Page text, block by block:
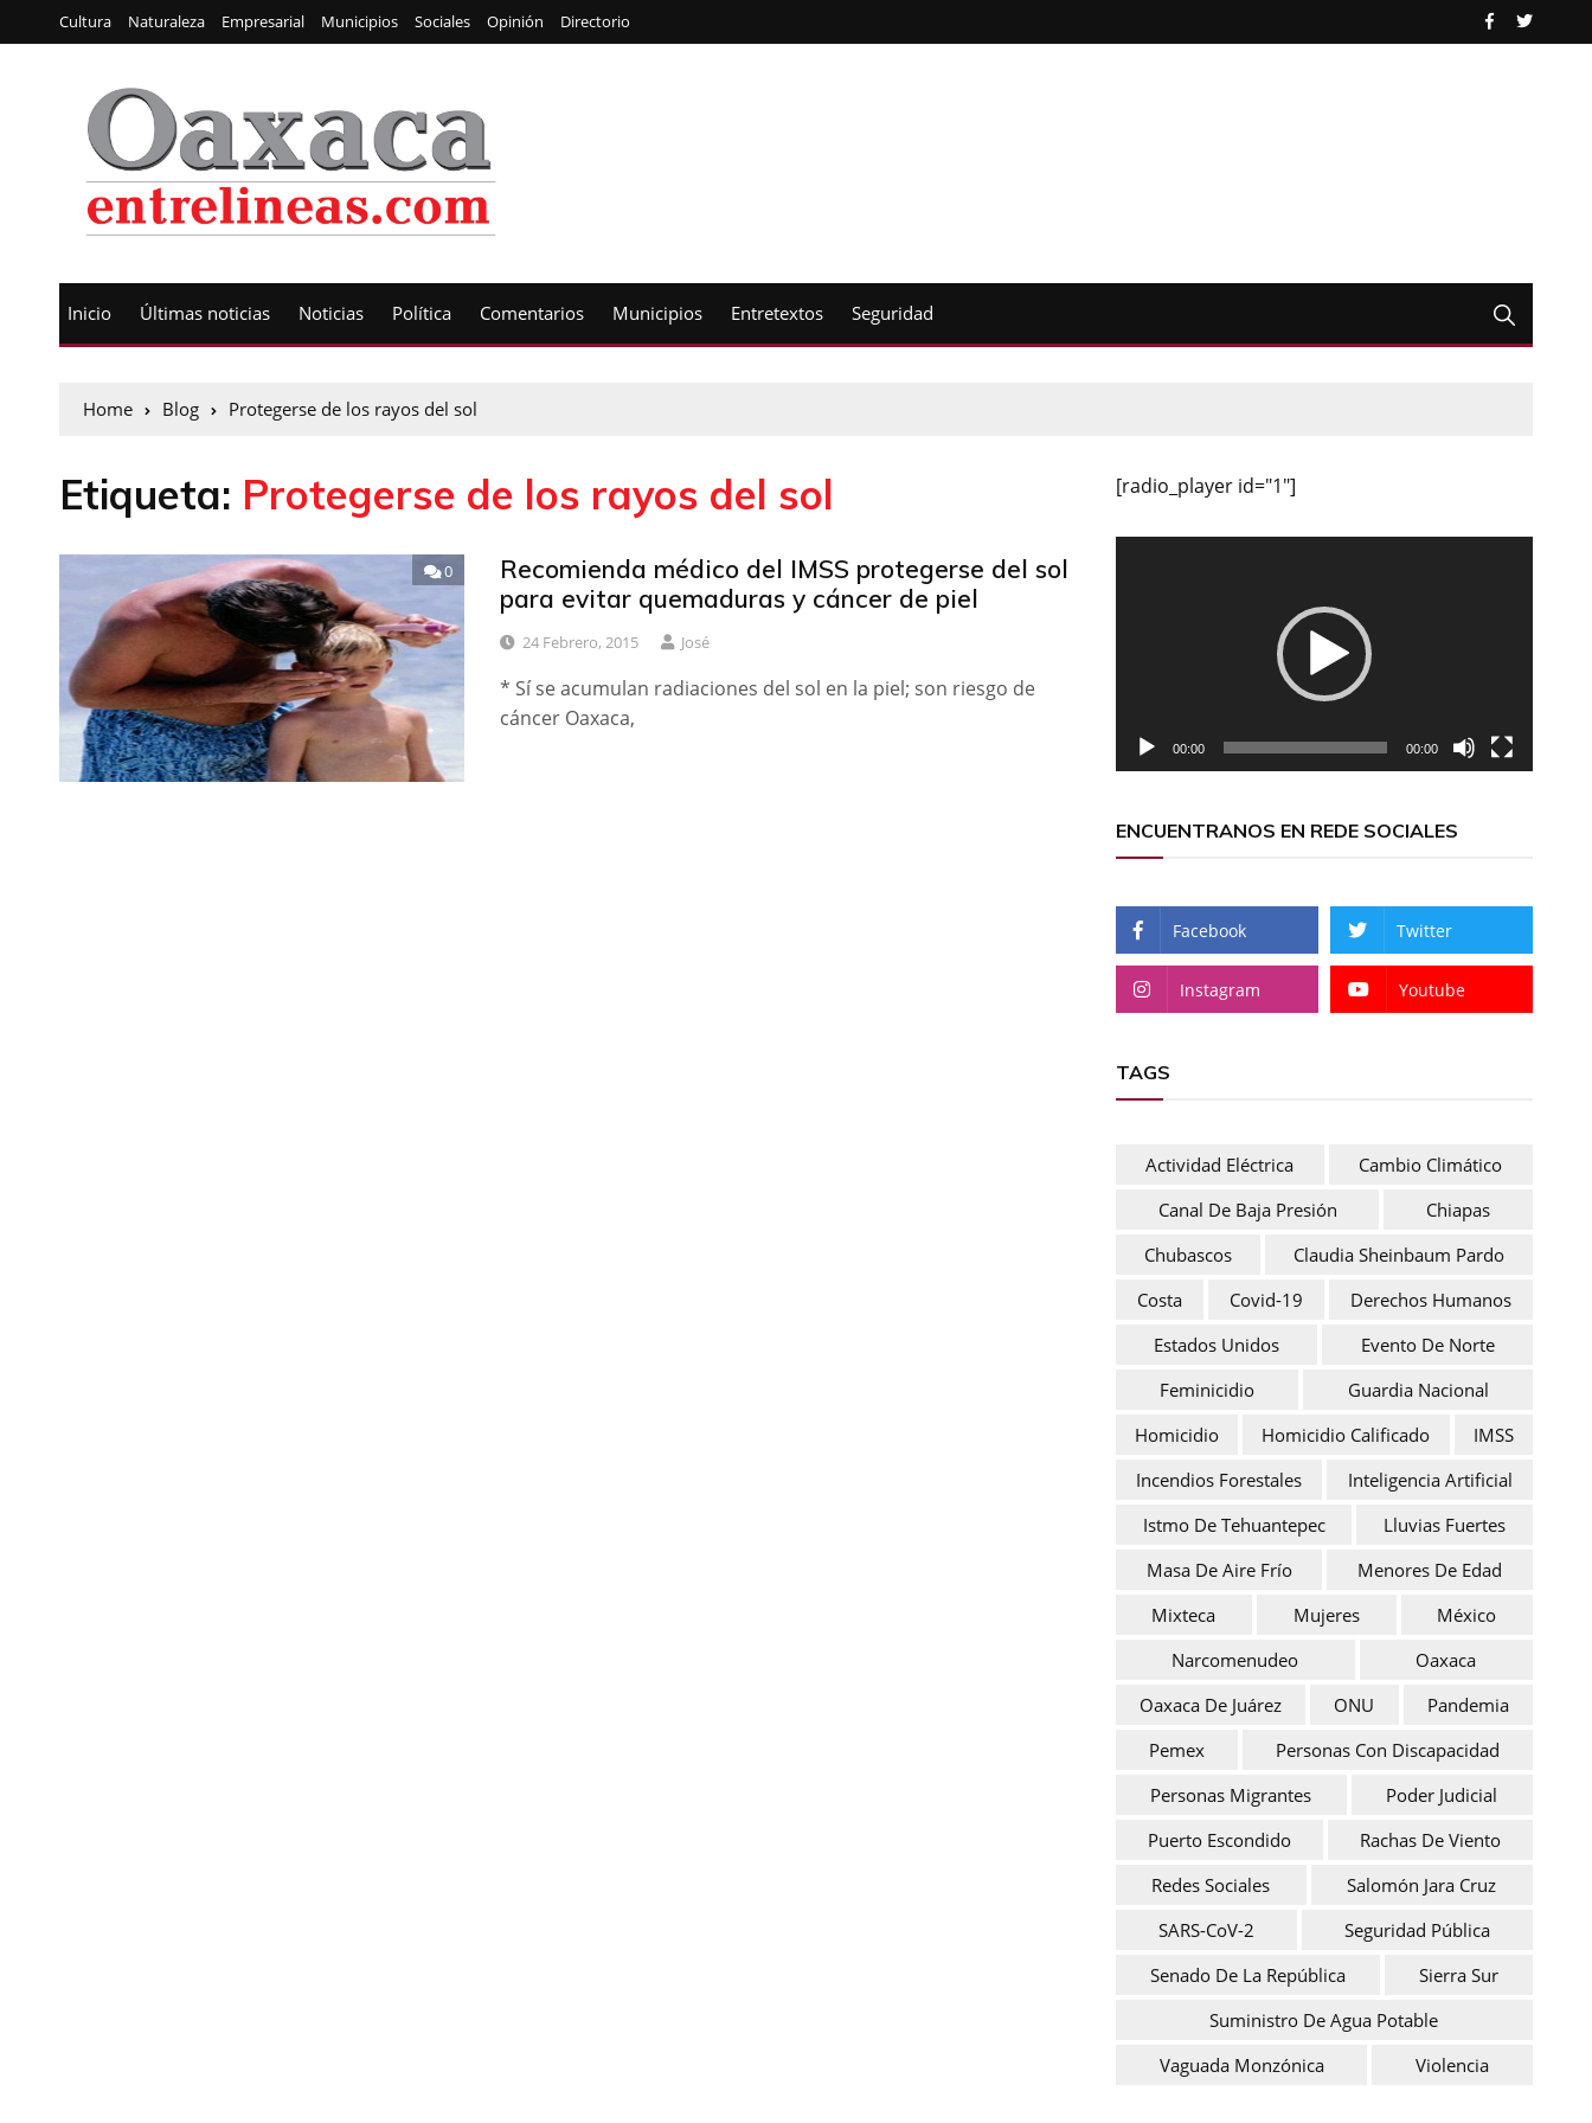
Cultura Naturaleza Empresarial Municipios Sociales Opinión Directorio
Inicio Últimas noticias Noticias Política Comentarios Municipios Entretextos Seguridad
Home Blog Protegerse de los rayos del sol
Etiqueta: Protegerse de los rayos del sol
0
Recomienda médico del IMSS protegerse del sol
para evitar quemaduras y cáncer de piel
24 Febrero, 2015 José
* Sí se acumulan radiaciones del sol en la piel; son riesgo de
cáncer Oaxaca,
[radio_player id="1"]
00:00 00:00
ENCUENTRANOS EN REDE SOCIALES
Facebook Twitter
Instagram Youtube
TAGS
Actividad Eléctrica
Cambio Climático
Canal De Baja Presión
Chiapas
Chubascos
Claudia Sheinbaum Pardo
Costa
Covid-19
Derechos Humanos
Estados Unidos
Evento De Norte
Feminicidio
Guardia Nacional
Homicidio
Homicidio Calificado
IMSS
Incendios Forestales
Inteligencia Artificial
Istmo De Tehuantepec
Lluvias Fuertes
Masa De Aire Frío
Menores De Edad
Mixteca
Mujeres
México
Narcomenudeo
Oaxaca
Oaxaca De Juárez
ONU
Pandemia
Pemex
Personas Con Discapacidad
Personas Migrantes
Poder Judicial
Puerto Escondido
Rachas De Viento
Redes Sociales
Salomón Jara Cruz
SARS-CoV-2
Seguridad Pública
Senado De La República
Sierra Sur
Suministro De Agua Potable
Vaguada Monzónica
Violencia